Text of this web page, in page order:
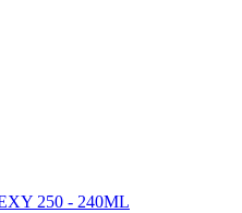
250 - 240ML